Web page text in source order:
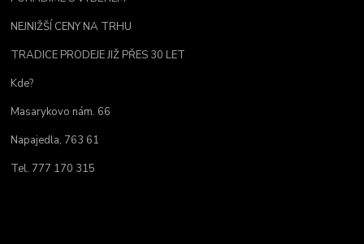
NEJNIŽŠÍ CENY NA TRHU
TRADICE PRODEJE JIŽ PŘES 30 LET
Kde?
Masarykovo nám. 66
Napajedla, 763 61
Tel. 777 170 315